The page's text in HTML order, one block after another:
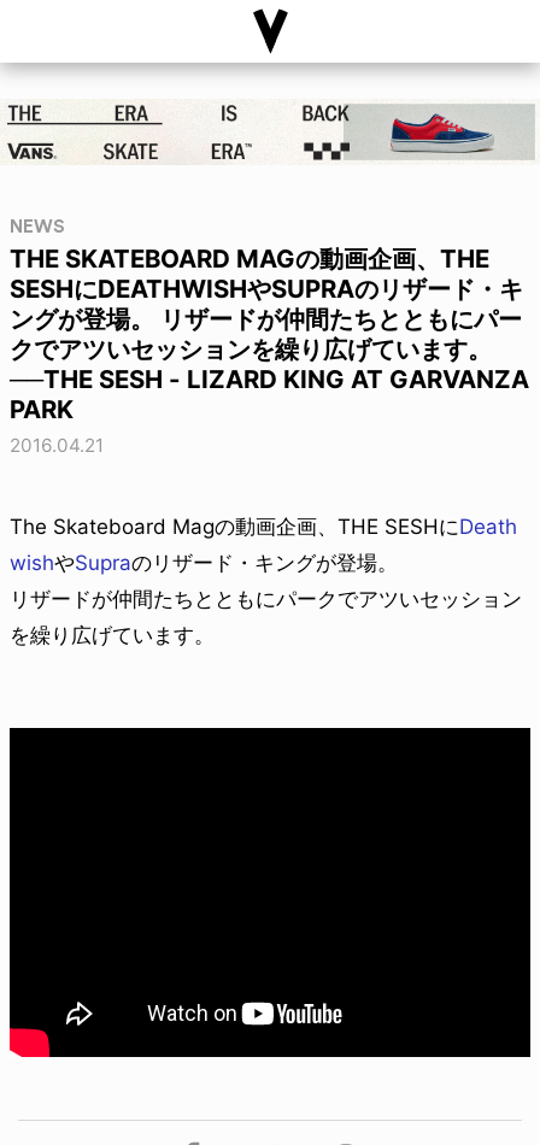
NEWS
THE SKATEBOARD MAGの動画企画、THE
SESHにDEATHWISHやSUPRAのリザード・キ
ングが登場。 リザードが仲間たちとともにパー
クでアツいセッションを繰り広げています。
──THE SESH - LIZARD KING AT GARVANZA
PARK
2016.04.21
The Skateboard Magの動画企画、THE SESHにDeath
wishやSupraのリザード・キングが登場。
リザードが仲間たちとともにパークでアツいセッション
を繰り広げています。